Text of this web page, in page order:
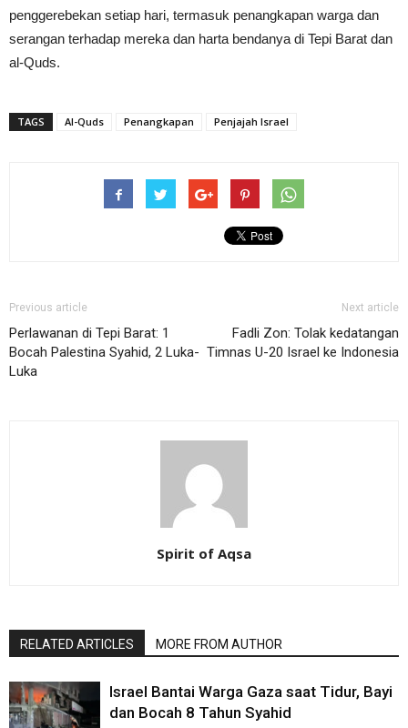
penggerebekan setiap hari, termasuk penangkapan warga dan
serangan terhadap mereka dan harta bendanya di Tepi Barat dan
al-Quds.
TAGS Al-Quds Penangkapan Penjajah Israel
Previous article
Perlawanan di Tepi Barat: 1
Bocah Palestina Syahid, 2 Luka-
Luka
Next article
Fadli Zon: Tolak kedatangan
Timnas U-20 Israel ke Indonesia
Spirit of Aqsa
RELATED ARTICLES MORE FROM AUTHOR
Israel Bantai Warga Gaza saat Tidur, Bayi
dan Bocah 8 Tahun Syahid